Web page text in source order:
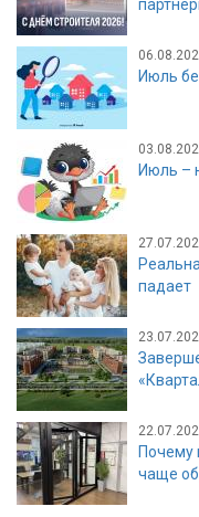
Июль
Июль –
падает
Почему
чаще